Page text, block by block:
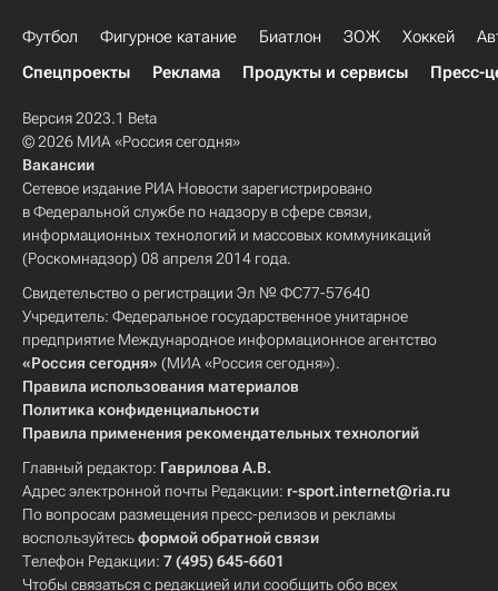
Футбол Фигурное катание Биатлон ЗОЖ Хоккей
Спецпроекты
Реклама Продукты и сервисы Пресс-
Версия 2023.1 Beta
© 2026 МИА «Россия сегодня»
Вакансии
Сетевое издание РИА Новости зарегистрировано
в Федеральной службе по надзору в сфере связи,
информационных технологий и массовых коммуникаций
(Роскомнадзор) 08 апреля 2014 года.
Свидетельство о регистрации Эл № ФС77-57640
Учредитель: Федеральное государственное унитарное
предприятие Международное информационное агентство
«Россия сегодня» (МИА «Россия сегодня»).
Правила использования материалов
Политика конфиденциальности
Правила применения рекомендательных технологий
Главный редактор: Гаврилова А.В.
Адрес электронной почты Редакции: r-sport.internet@ria.ru
По вопросам размещения пресс-релизов и рекламы
воспользуйтесьформой обратной связи
Телефон Редакции: 7 (495) 645-6601
Чтобы связаться с редакцией или сообщить обо всех